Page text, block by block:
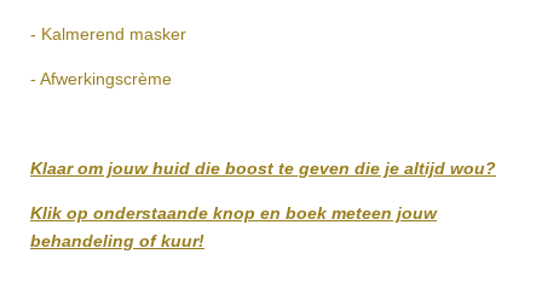
- Kalmerend masker
- Afwerkingscrème
Klaar om jouw huid die boost te geven die je altijd wou?
Klik op onderstaande knop en boek meteen jouw
behandeling of kuur!